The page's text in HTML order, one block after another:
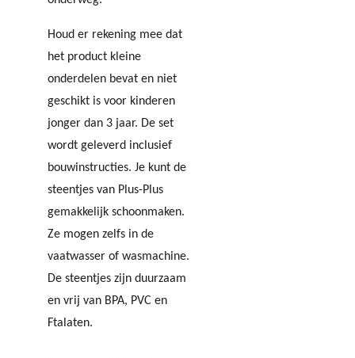
Houd er rekening mee dat
het product kleine
onderdelen bevat en niet
geschikt is voor kinderen
jonger dan 3 jaar. De set
wordt geleverd inclusief
bouwinstructies. Je kunt de
steentjes van Plus-Plus
gemakkelijk schoonmaken.
Ze mogen zelfs in de
vaatwasser of wasmachine.
De steentjes zijn duurzaam
en vrij van BPA, PVC en
Ftalaten.